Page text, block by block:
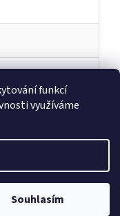
funkcí
využíváme
Souhlasím
práva vyhrazena.